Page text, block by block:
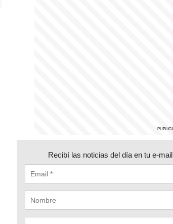
Recibí las noticias del día en tu e-mail